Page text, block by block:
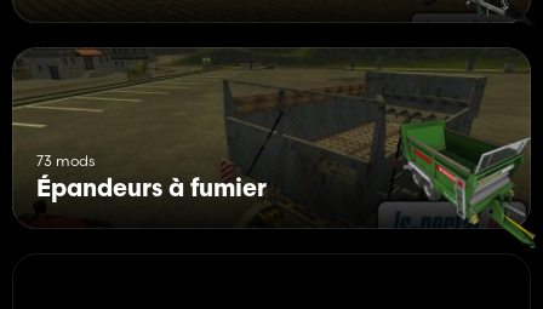
73 mods
Épandeurs à fumier